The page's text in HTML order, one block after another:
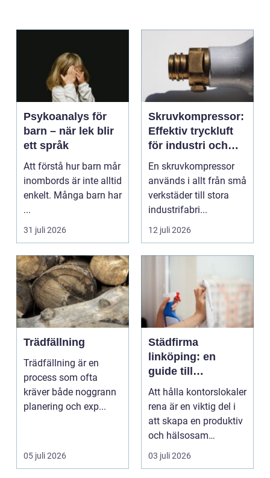
Psykoanalys för
barn – när lek blir
ett språk
Att förstå hur barn mår
inombords är inte alltid
enkelt. Många barn har
...
31 juli 2026
Skruvkompressor:
Effektiv tryckluft
för industri och
verkstad
En skruvkompressor
används i allt från små
verkstäder till stora
industrifabri...
12 juli 2026
Trädfällning
Trädfällning är en
process som ofta
kräver både noggrann
planering och exp...
05 juli 2026
Städfirma
linköping: en
guide till
professionell
städning
Att hålla kontorslokaler
rena är en viktig del i
att skapa en produktiv
och hälsosam
arbetsmiljö. En...
03 juli 2026